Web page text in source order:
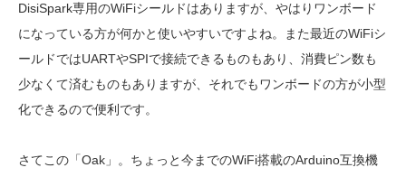
DisiSpark専用のWiFiシールドはありますが、やはりワンボード
になっている方が何かと使いやすいですよね。また最近のWiFiシ
ールドではUARTやSPIで接続できるものもあり、消費ピン数も
少なくて済むものもありますが、それでもワンボードの方が小型
化できるので便利です。
さてこの「Oak」。ちょっと今までのWiFi搭載のArduino互換機